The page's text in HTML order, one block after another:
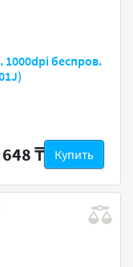
1000dpi беспров.
₸ Купить